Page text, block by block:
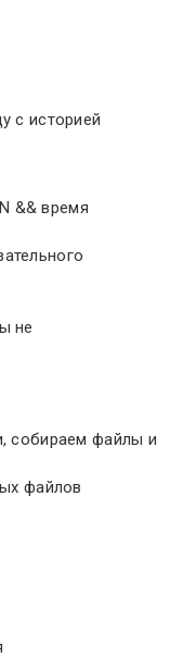
с историей
&& время
не
собираем файлы и
файлов